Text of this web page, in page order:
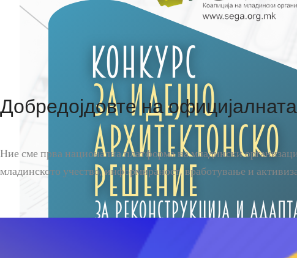
Добредојдовте на
Ние сме прва национална платформа на младински
младинското учество, информираност, вработување и